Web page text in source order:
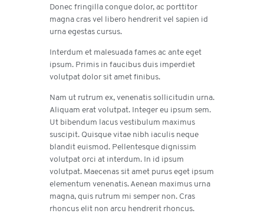
Donec fringilla congue dolor, ac porttitor
magna cras vel libero hendrerit vel sapien id
urna egestas cursus.
Interdum et malesuada fames ac ante eget
ipsum. Primis in faucibus duis imperdiet
volutpat dolor sit amet finibus.
Nam ut rutrum ex, venenatis sollicitudin urna.
Aliquam erat volutpat. Integer eu ipsum sem.
Ut bibendum lacus vestibulum maximus
suscipit. Quisque vitae nibh iaculis neque
blandit euismod. Pellentesque dignissim
volutpat orci at interdum. In id ipsum
volutpat. Maecenas sit amet purus eget ipsum
elementum venenatis. Aenean maximus urna
magna, quis rutrum mi semper non. Cras
rhoncus elit non arcu hendrerit rhoncus.